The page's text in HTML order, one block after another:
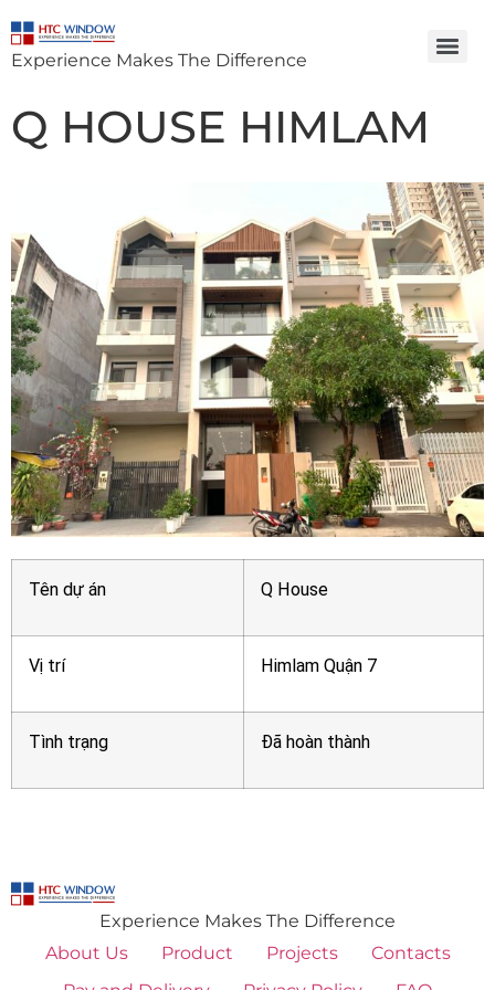
Experience Makes The Difference
Q HOUSE HIMLAM
Tên dự án Q House
Vị trí Himlam Quận 7
Tình trạng Đã hoàn thành
Experience Makes The Difference
About Us
Product Projects
Contacts